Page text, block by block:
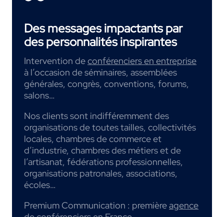
Des messages impactants par
des personnalités inspirantes
Intervention deconférenciers en entreprise
à l’occasion de séminaires, assemblées
générales, congrès, conventions, forums,
salons…
Nos clients sont indifféremment des
organisations de toutes tailles, collectivités
locales, chambres de commerce et
d’industrie, chambres des métiers et de
l’artisanat, fédérations professionnelles,
organisations patronales, associations,
écoles…
Premium Communication : premièreagence